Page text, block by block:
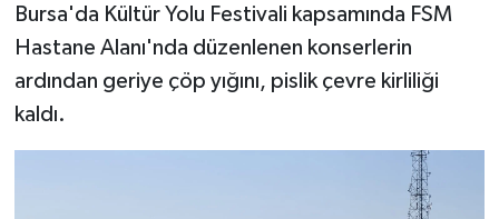
Bursa'da Kültür Yolu Festivali kapsamında FSM
Hastane Alanı'nda düzenlenen konserlerin
ardından geriye çöp yığını, pislik çevre kirliliği
kaldı.